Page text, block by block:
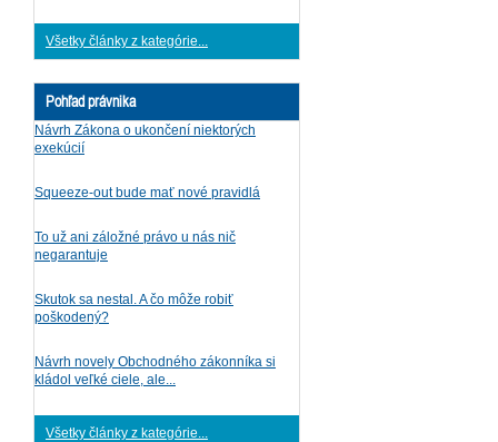
Všetky články z kategórie...
Pohľad právnika
Návrh Zákona o ukončení niektorých
exekúcií
Squeeze-out bude mať nové pravidlá
To už ani záložné právo u nás nič
negarantuje
Skutok sa nestal. A čo môže robiť
poškodený?
Návrh novely Obchodného zákonníka si
kládol veľké ciele, ale...
Všetky články z kategórie...